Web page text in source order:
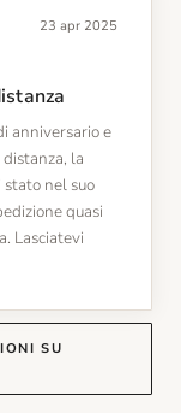
23 apr 2025
anniversario e
la
nel suo
quasi
Lasciatevi
SU